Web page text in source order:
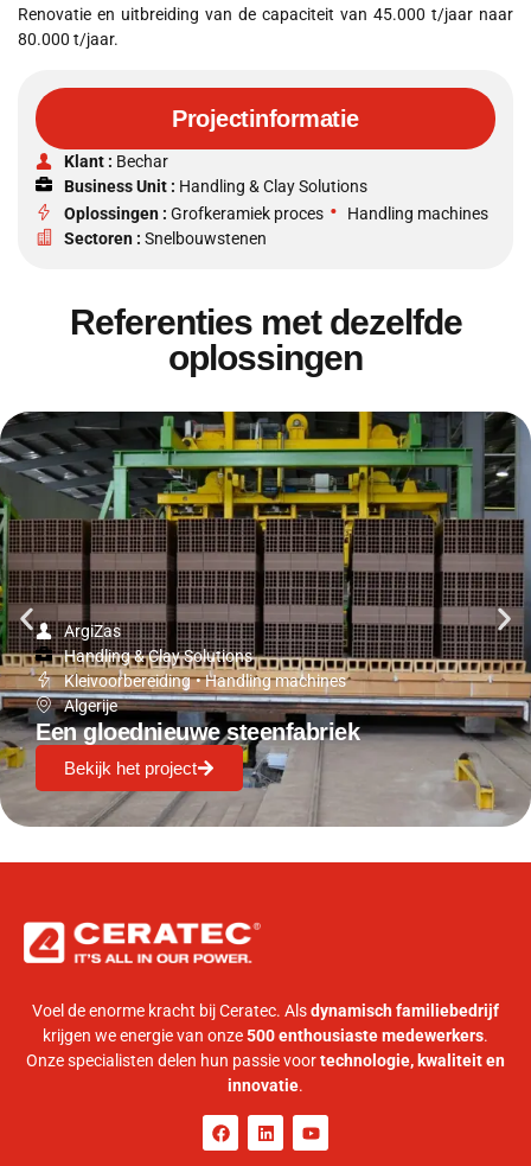
Renovatie en uitbreiding van de capaciteit van 45.000 t/jaar naar
80.000 t/jaar.
Projectinformatie
Klant : Bechar
Business Unit : Handling & Clay Solutions
Oplossingen : Grofkeramiek proces •
Handling machines
Sectoren : Snelbouwstenen
Referenties met dezelfde
oplossingen
ArgiZas
Handling & Clay Solutions
Kleivoorbereiding •Handling machines
Algerije
Een gloednieuwe steenfabriek
Bekijk het project
Voel de enorme kracht bij Ceratec. Alsdynamisch familiebedrijf
krijgen we energie van onze500 enthousiaste medewerkers.
Onze specialisten delen hun passie voortechnologie, kwaliteit en
innovatie.